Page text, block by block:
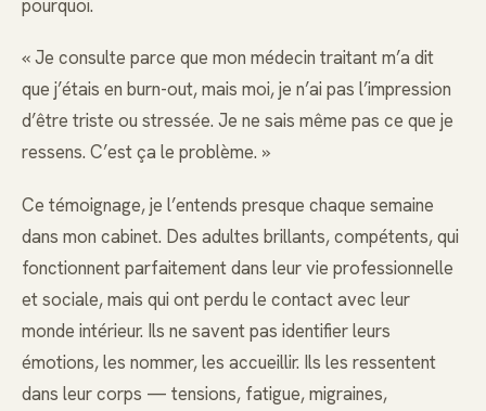
pourquoi.
« Je consulte parce que mon médecin traitant m’a dit
que j’étais en burn-out, mais moi, je n’ai pas l’impression
d’être triste ou stressée. Je ne sais même pas ce que je
ressens. C’est ça le problème. »
Ce témoignage, je l’entends presque chaque semaine
dans mon cabinet. Des adultes brillants, compétents, qui
fonctionnent parfaitement dans leur vie professionnelle
et sociale, mais qui ont perdu le contact avec leur
monde intérieur. Ils ne savent pas identifier leurs
émotions, les nommer, les accueillir. Ils les ressentent
dans leur corps — tensions, fatigue, migraines,